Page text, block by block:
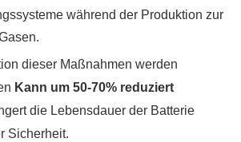
während der Produktion zur
dieser Maßnahmen werden
Kann um 50-70% reduziert
die Lebensdauer der Batterie
Sicherheit.